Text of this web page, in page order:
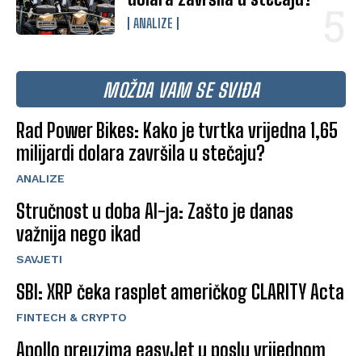
ANALIZE
MOŽDA VAM SE SVIĐA
Rad Power Bikes: Kako je tvrtka vrijedna 1,65
milijardi dolara završila u stečaju?
ANALIZE
Stručnost u doba AI-ja: Zašto je danas
važnija nego ikad
SAVJETI
SBI: XRP čeka rasplet američkog CLARITY Acta
FINTECH & CRYPTO
Apollo preuzima easyJet u poslu vrijednom